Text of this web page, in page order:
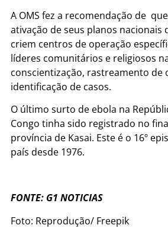
A OMS fez a recomendação de
ativação de seus planos nacionais
criem centros de operação
líderes comunitários e religiosos
conscientização, rastreamento de
identificação de casos.
O último surto de ebola na
Congo tinha sido registrado no
província de Kasai. Este é o 16º
país desde 1976.
FONTE: G1 NOTICIAS
Foto: Reprodução/ Freepik